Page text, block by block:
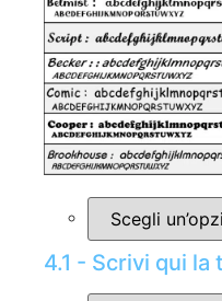
4.1 - Scrivi qui